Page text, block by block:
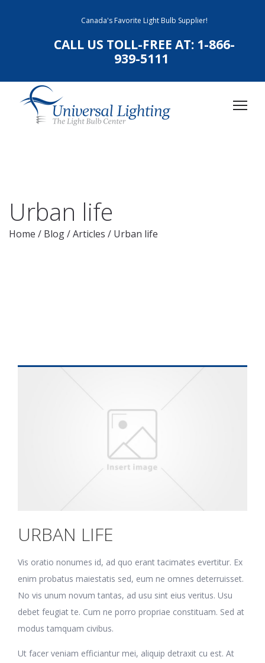
Canada's Favorite Light Bulb Supplier!
CALL US TOLL-FREE AT: 1-866-
939-5111
Urban life
Home / Blog/Articles / Urban life
URBAN LIFE
Vis oratio nonumes id, ad quo erant tacimates evertitur. Ex
enim probatus maiestatis sed, eum ne omnes deterruisset.
No vis unum novum tantas, ad usu sint eius veritus. Usu
debet feugiat te. Cum ne porro propriae constituam. Sed at
modus tamquam civibus.
Ut facer veniam efficiantur mei, aliquip detraxit cu est. At